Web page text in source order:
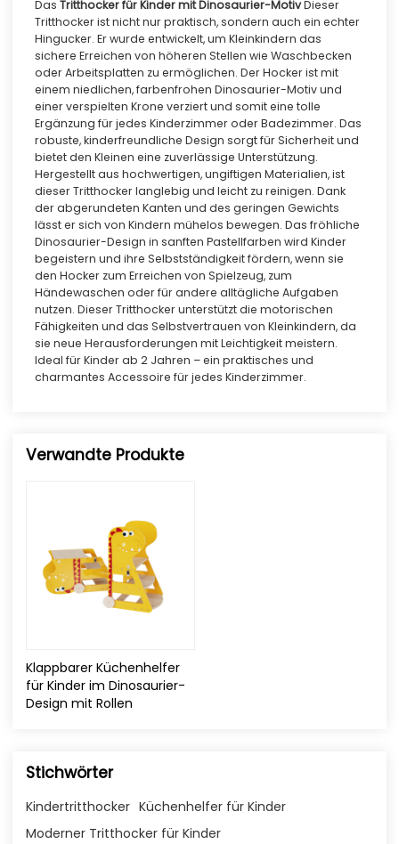
Das Tritthocker für Kinder mit Dinosaurier-MotivDieser
Tritthocker ist nicht nur praktisch, sondern auch ein echter
Hingucker. Er wurde entwickelt, um Kleinkindern das
sichere Erreichen von höheren Stellen wie Waschbecken
oder Arbeitsplatten zu ermöglichen. Der Hocker ist mit
einem niedlichen, farbenfrohen Dinosaurier-Motiv und
einer verspielten Krone verziert und somit eine tolle
Ergänzung für jedes Kinderzimmer oder Badezimmer. Das
robuste, kinderfreundliche Design sorgt für Sicherheit und
bietet den Kleinen eine zuverlässige Unterstützung.
Hergestellt aus hochwertigen, ungiftigen Materialien, ist
dieser Tritthocker langlebig und leicht zu reinigen. Dank
der abgerundeten Kanten und des geringen Gewichts
lässt er sich von Kindern mühelos bewegen. Das fröhliche
Dinosaurier-Design in sanften Pastellfarben wird Kinder
begeistern und ihre Selbstständigkeit fördern, wenn sie
den Hocker zum Erreichen von Spielzeug, zum
Händewaschen oder für andere alltägliche Aufgaben
nutzen. Dieser Tritthocker unterstützt die motorischen
Fähigkeiten und das Selbstvertrauen von Kleinkindern, da
sie neue Herausforderungen mit Leichtigkeit meistern.
Ideal für Kinder ab 2 Jahren – ein praktisches und
charmantes Accessoire für jedes Kinderzimmer.
Verwandte Produkte
Klappbarer Küchenhelfer
für Kinder im Dinosaurier-
Design mit Rollen
Stichwörter
Kindertritthocker Küchenhelfer für Kinder
Moderner Tritthocker für Kinder